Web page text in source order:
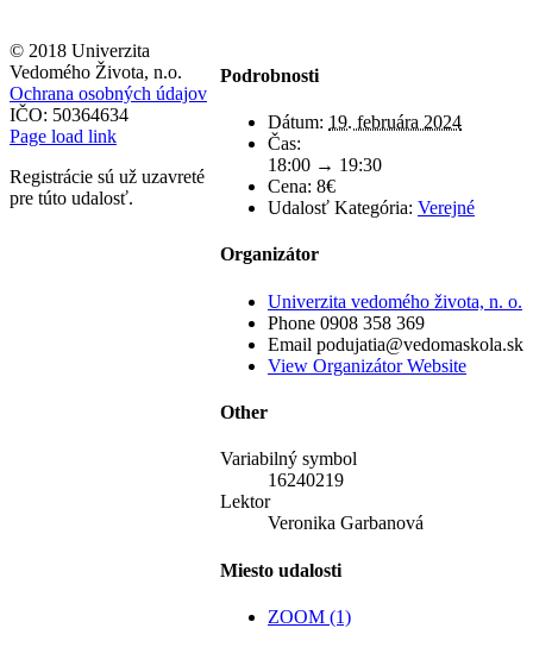
Podrobnosti
Dátum: 19. februára 2024
Čas:
18:00 → 19:30
Cena: 8€
Udalosť Kategória: Verejné
Organizátor
Univerzita vedomého života, n. o.
Phone 0908 358 369
Email podujatia@vedomaskola.sk
View Organizátor Website
Other
Variabilný symbol
16240219
Lektor
Veronika Garbanová
Miesto udalosti
ZOOM (1)
© 2018 Univerzita
Vedomého Života, n.o.
Ochrana osobných údajov
IČO: 50364634
Page load link
Registrácie sú už uzavreté
pre túto udalosť.